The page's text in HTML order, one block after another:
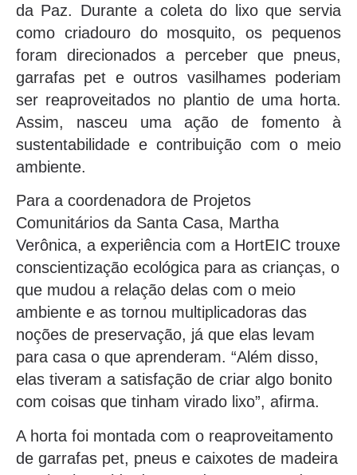
da Paz. Durante a coleta do lixo que servia
como criadouro do mosquito, os pequenos
foram direcionados a perceber que pneus,
garrafas pet e outros vasilhames poderiam
ser reaproveitados no plantio de uma horta.
Assim, nasceu uma ação de fomento à
sustentabilidade e contribuição com o meio
ambiente.
Para a coordenadora de Projetos
Comunitários da Santa Casa, Martha
Verônica, a experiência com a HortEIC trouxe
conscientização ecológica para as crianças, o
que mudou a relação delas com o meio
ambiente e as tornou multiplicadoras das
noções de preservação, já que elas levam
para casa o que aprenderam. “Além disso,
elas tiveram a satisfação de criar algo bonito
com coisas que tinham virado lixo”, afirma.
A horta foi montada com o reaproveitamento
de garrafas pet, pneus e caixotes de madeira